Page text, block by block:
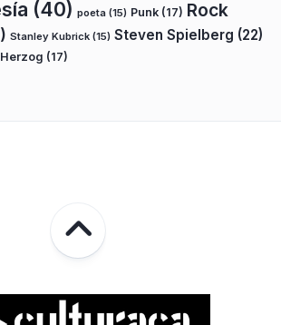
(40) poeta (15) Punk (17) Rock
Stanley Kubrick (15) Steven Spielberg (22)
(17)